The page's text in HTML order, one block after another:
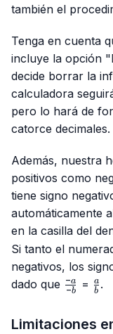
también el
Tenga en cuenta
incluye la opción
decide borrar la
calculadora
pero lo hará de
catorce decimales.
Además, nuestra
positivos como
tiene signo
automáticamente
en la casilla del
Si tanto el
negativos, los
dado que \frac{-
a}{-b}
−b
−a =
{b}
b
a .
Limitaciones